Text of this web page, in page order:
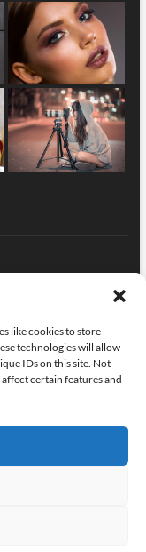
like cookies to store
technologies will allow
IDs on this site. Not
certain features and
kapcsolat